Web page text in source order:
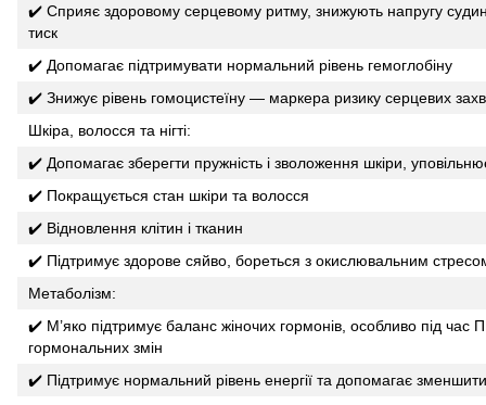
✔️ Сприяє здоровому серцевому ритму, знижують напругу
тиск
✔️ Допомагає підтримувати нормальний рівень гемоглобіну
✔️ Знижує рівень гомоцистеїну — маркера ризику серцевих
Шкіра, волосся та нігті:
✔️ Допомагає зберегти пружність і зволоження шкіри, уповільнює
✔️ Покращується стан шкіри та волосся
✔️ Відновлення клітин і тканин
✔️ Підтримує здорове сяйво, бореться з окислювальним
Метаболізм:
✔️ М’яко підтримує баланс жіночих гормонів, особливо під
гормональних змін
✔️ Підтримує нормальний рівень енергії та допомагає